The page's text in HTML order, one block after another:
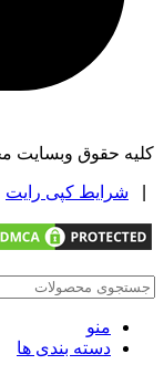
کلیه حقوق وبسایت
شرایط کپی رایت
منو
دسته بندی ها